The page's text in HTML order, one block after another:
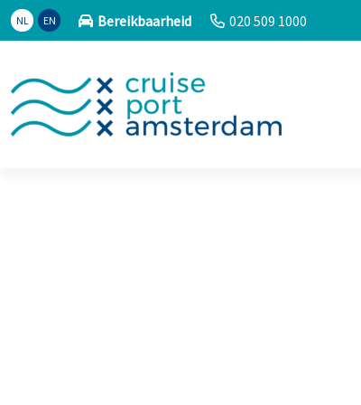
NL EN Bereikbaarheid 020 509 1000